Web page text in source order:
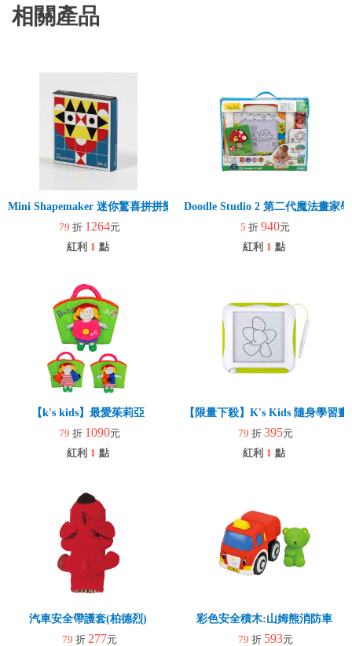
相關產品
Mini Shapemaker 迷你驚喜拼拼樂
79 折 1264元
紅利 1 點
Doodle Studio 2 第二代魔法畫家
5 折 940元
紅利 1 點
【k's kids】最愛茱莉亞
79 折 1090元
紅利 1 點
【限量下殺】K's Kids 隨身學習
79 折 395元
紅利 1 點
汽車安全帶護套(柏德烈)
79 折 277元
彩色安全積木:山姆熊消防車
79 折 593元